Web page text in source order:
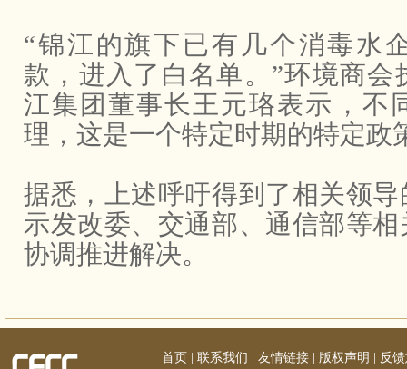
“锦江的旗下已有几个消毒水
款，进入了白名单。”环境商会
江集团董事长王元珞表示，不
理，这是一个特定时期的特定政
据悉，上述呼吁得到了相关领
示发改委、交通部、通信部等
协调推进解决。
首页 联系我们 友情链接 版权声明
反